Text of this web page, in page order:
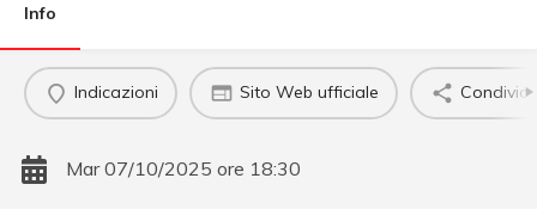
Info
Indicazioni Sito Web ufficiale Condividi
Mar 07/10/2025 ore 18:30